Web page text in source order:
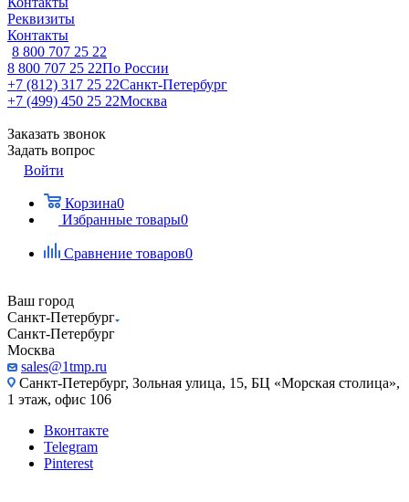
Реквизиты
Контакты
8 800 707 25 22
8 800 707 25 22По России
+7 (812) 317 25 22Санкт-Петербург
+7 (499) 450 25 22Москва
Заказать звонок
Задать вопрос
Войти
Корзина0
Избранные товары0
Сравнение товаров0
Ваш город
Санкт-Петербург
Санкт-Петербург
Москва
sales@1tmp.ru
Санкт-Петербург, Зольная улица, 15, БЦ «Морская столица»,
1 этаж, офис 106
Вконтакте
Telegram
Pinterest